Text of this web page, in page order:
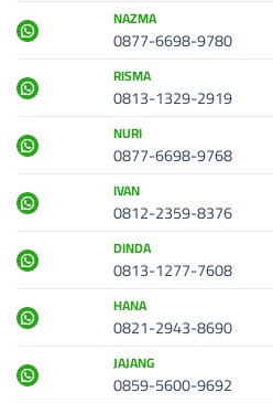
NAZMA
0877-6698-9780
RISMA
0813-1329-2919
NURI
0877-6698-9768
IVAN
0812-2359-8376
DINDA
0813-1277-7608
HANA
0821-2943-8690
JAJANG
0859-5600-9692